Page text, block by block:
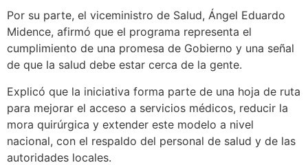
Por su parte, el viceministro de Salud, Ángel Eduardo
Midence, afirmó que el programa representa el
cumplimiento de una promesa de Gobierno y una señal
de que la salud debe estar cerca de la gente.
Explicó que la iniciativa forma parte de una hoja de ruta
para mejorar el acceso a servicios médicos, reducir la
mora quirúrgica y extender este modelo a nivel
nacional, con el respaldo del personal de salud y de las
autoridades locales.